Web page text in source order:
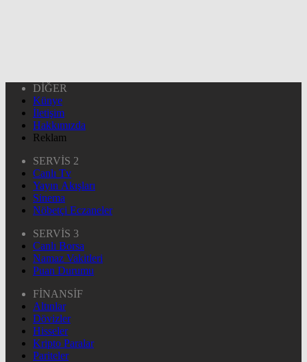
DİĞER
Künye
İletişim
Hakkımızda
Reklam
SERVİS 2
Canlı Tv
Yayın Akışları
Sinema
Nöbetçi Eczaneler
SERVİS 3
Canlı Borsa
Namaz Vakitleri
Puan Durumu
FİNANSİF
Altınlar
Dövizler
Hisseler
Kripto Paralar
Pariteler